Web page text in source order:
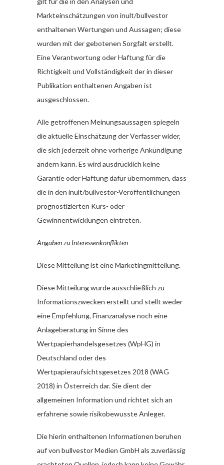
Markteinschätzungen von inult/bullvestor
enthaltenen Wertungen und Aussagen; diese
wurden mit der gebotenen Sorgfalt erstellt.
Eine Verantwortung oder Haftung für die
Richtigkeit und Vollständigkeit der in dieser
Publikation enthaltenen Angaben ist
ausgeschlossen.
Alle getroffenen Meinungsaussagen spiegeln
die aktuelle Einschätzung der Verfasser wider,
die sich jederzeit ohne vorherige Ankündigung
ändern kann. Es wird ausdrücklich keine
Garantie oder Haftung dafür übernommen, dass
die in den inult/bullvestor-Veröffentlichungen
prognostizierten Kurs- oder
Gewinnentwicklungen eintreten.
Angaben zu Interessenkonflikten
Diese Mitteilung ist eine Marketingmitteilung.
Diese Mitteilung wurde ausschließlich zu
Informationszwecken erstellt und stellt weder
eine Empfehlung, Finanzanalyse noch eine
Anlageberatung im Sinne des
Wertpapierhandelsgesetzes (WpHG) in
Deutschland oder des
Wertpapieraufsichtsgesetzes 2018 (WAG
2018) in Österreich dar. Sie dient der
allgemeinen Information und richtet sich an
erfahrene sowie risikobewusste Anleger.
Die hierin enthaltenen Informationen beruhen
auf von bullvestor Medien GmbH als zuverlässig